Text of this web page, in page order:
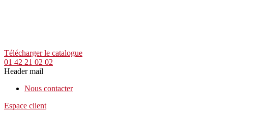
Télécharger le catalogue
01 42 21 02 02
Header mail
Nous contacter
Espace client